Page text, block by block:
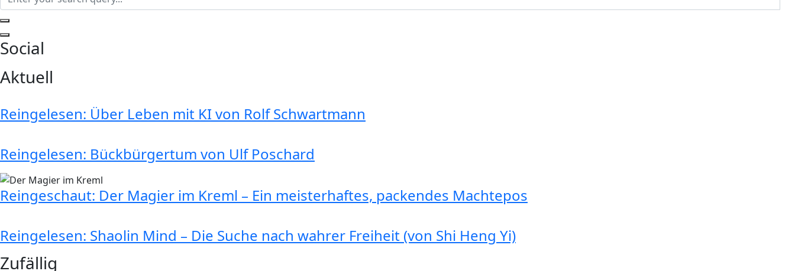
Social
Aktuell
Reingelesen: Über Leben mit KI von Rolf Schwartmann
Reingelesen: Bückbürgertum von Ulf Poschard
Reingeschaut: Der Magier im Kreml – Ein meisterhaftes, packendes Machtepos
Reingelesen: Shaolin Mind – Die Suche nach wahrer Freiheit (von Shi Heng Yi)
Zufällig